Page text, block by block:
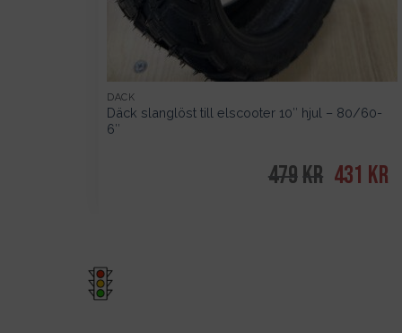
DÄCK
Däck slanglöst till elscooter 10″ hjul – 80/60-
6″
479kr Det
431 kr